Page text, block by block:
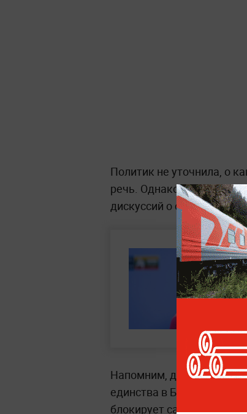
Политик не уточнила, о
речь. Однако её
дискуссий о стратегии
Напомним, дискуссия о
единства в Брюсселе:
блокирует саму идею